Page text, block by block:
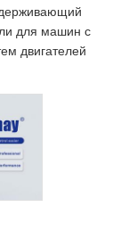
для машин с
двигателей